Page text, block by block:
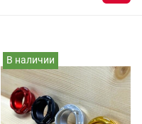
В наличии